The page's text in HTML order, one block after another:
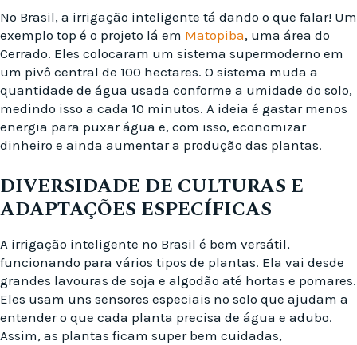
No Brasil, a irrigação inteligente tá dando o que falar! Um
exemplo top é o projeto lá em Matopiba, uma área do
Cerrado. Eles colocaram um sistema supermoderno em
um pivô central de 100 hectares. O sistema muda a
quantidade de água usada conforme a umidade do solo,
medindo isso a cada 10 minutos. A ideia é gastar menos
energia para puxar água e, com isso, economizar
dinheiro e ainda aumentar a produção das plantas.
DIVERSIDADE DE CULTURAS E
ADAPTAÇÕES ESPECÍFICAS
A irrigação inteligente no Brasil é bem versátil,
funcionando para vários tipos de plantas. Ela vai desde
grandes lavouras de soja e algodão até hortas e pomares.
Eles usam uns sensores especiais no solo que ajudam a
entender o que cada planta precisa de água e adubo.
Assim, as plantas ficam super bem cuidadas,